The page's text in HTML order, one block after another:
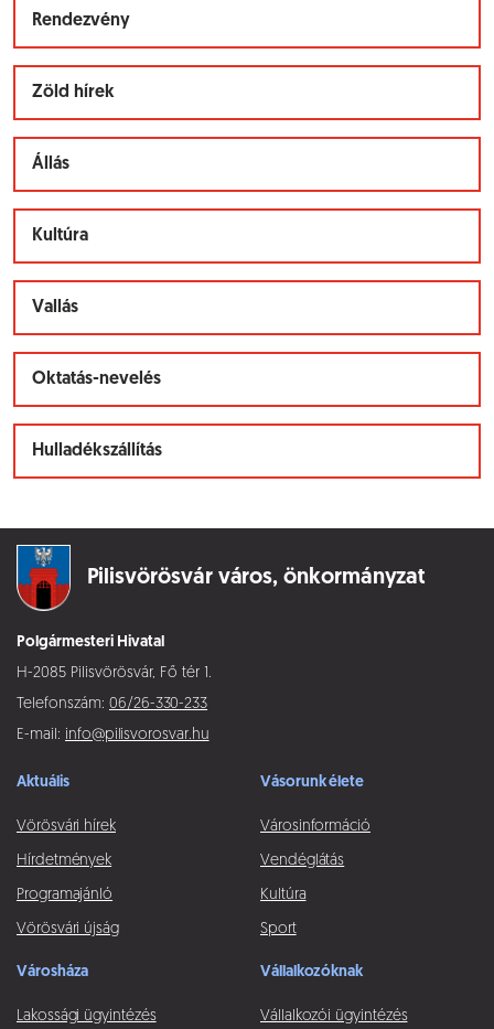
Rendezvény
Zöld hírek
Állás
Kultúra
Vallás
Oktatás-nevelés
Hulladékszállítás
Pilisvörösvár város, önkormányzat
Polgármesteri Hivatal
H-2085 Pilisvörösvár, Fő tér 1.
Telefonszám: 06/26-330-233
E-mail: info@pilisvorosvar.hu
Aktuális
Vörösvári hírek
Hírdetmények
Programajánló
Vörösvári újság
Vásorunk élete
Városinformáció
Vendéglátás
Kultúra
Sport
Városháza
Lakossági ügyintézés
Vállalkozóknak
Vállalkozói ügyintézés